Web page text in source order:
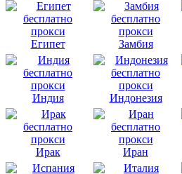
Египет Замбия
Индия Индонезия
Ирак Иран